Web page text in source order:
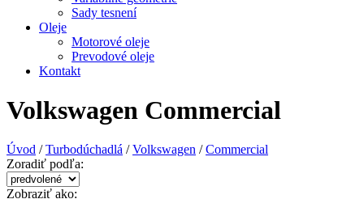
Sady tesnení
Oleje
Motorové oleje
Prevodové oleje
Kontakt
Volkswagen Commercial
Úvod / Turbodúchadlá / Volkswagen / Commercial
Zoradiť podľa:
Zobraziť ako: